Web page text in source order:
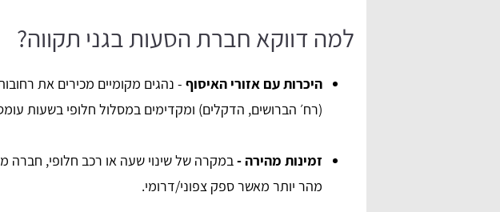
למה דווקא חברת הסעות בגני תקווה?
היכרות עם אזורי האיסוף - נהגים מקומיים מכירים את
(רח׳ הברושים, הדקלים) ומקדימים במסלול חלופי בשעות
זמינות מהירה -במקרה של שינוי שעה או רכב חלופי, חברה
מהר יותר מאשר ספק צפוני/דרומי.